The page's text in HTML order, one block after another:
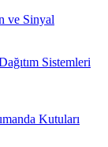
ve Sinyal
Sistemleri
Kutuları